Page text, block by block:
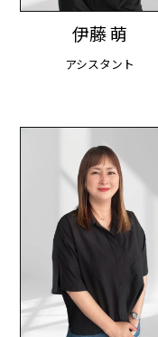
伊藤 萌
アシスタント